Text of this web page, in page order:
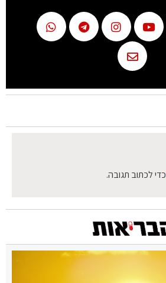
כדי לכתוב תגובה.